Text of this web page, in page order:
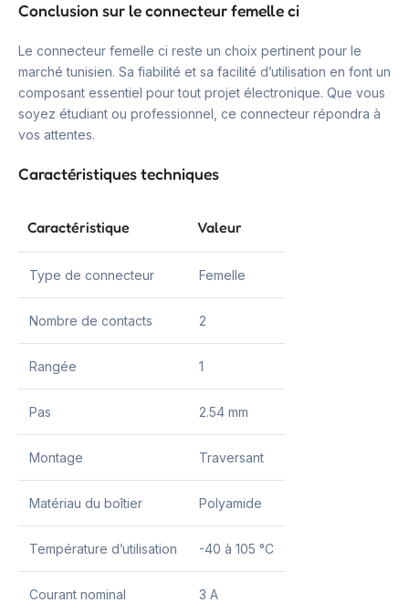
Conclusion sur le connecteur femelle ci
Le connecteur femelle ci reste un choix pertinent pour le
marché tunisien. Sa fiabilité et sa facilité d’utilisation en font un
composant essentiel pour tout projet électronique. Que vous
soyez étudiant ou professionnel, ce connecteur répondra à
vos attentes.
Caractéristiques techniques
Caractéristique Valeur
Type de connecteur Femelle
Nombre de contacts 2
Rangée 1
Pas 2.54 mm
Montage Traversant
Matériau du boîtier Polyamide
Température d’utilisation -40 à 105 °C
Courant nominal 3 A